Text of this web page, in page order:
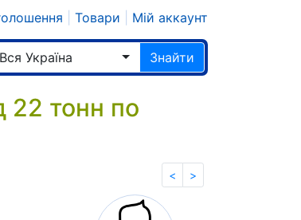
Товари Мій аккаунт
Вся Україна Знайти
22 тонн по
< >